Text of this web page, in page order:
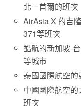
北－首爾的班次
AirAsia X 的吉
371等班次
酷航的新加坡-
等城市
泰國國際航空的
中國國際航空
班次